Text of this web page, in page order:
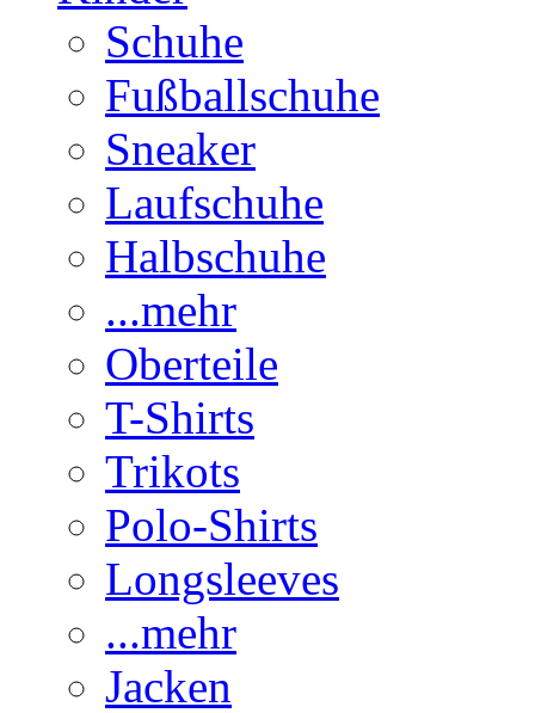
Schuhe
Fußballschuhe
Sneaker
Laufschuhe
Halbschuhe
...mehr
Oberteile
T-Shirts
Trikots
Polo-Shirts
Longsleeves
...mehr
Jacken